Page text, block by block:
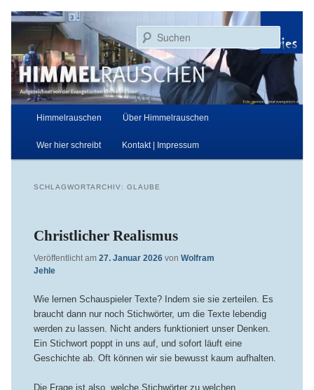
primären
springen
sekundären
springen
Himmelrauschen
Aufgezeichnet von der Evangelischen Kirche in Essen
Hauptmenü
Himmelrauschen Über Himmelrauschen
Wer hier schreibt Kontakt | Impressum
SCHLAGWORTARCHIV: GLAUBE
Christlicher Realismus
Veröffentlicht am 27. Januar 2026 von Wolfram
Jehle
Wie lernen Schauspieler Texte? Indem sie sie zerteilen. Es
braucht dann nur noch Stichwörter, um die Texte lebendig
werden zu lassen. Nicht anders funktioniert unser Denken.
Ein Stichwort poppt in uns auf, und sofort läuft eine
Geschichte ab. Oft können wir sie bewusst kaum aufhalten.
Die Frage ist also, welche Stichwörter zu welchen